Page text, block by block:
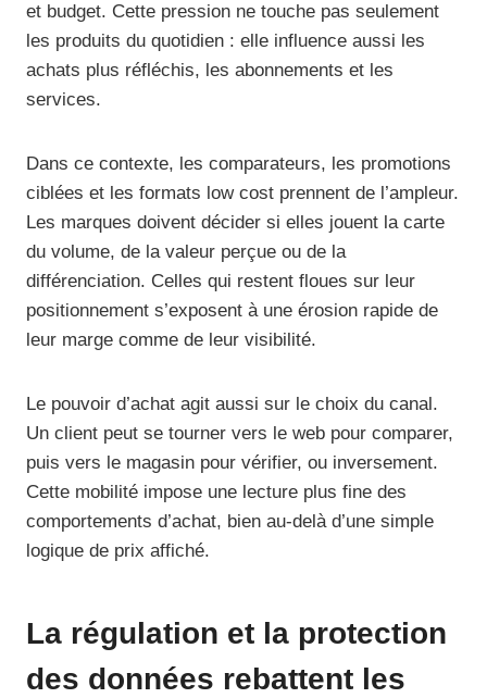
et budget. Cette pression ne touche pas seulement
les produits du quotidien : elle influence aussi les
achats plus réfléchis, les abonnements et les
services.
Dans ce contexte, les comparateurs, les promotions
ciblées et les formats low cost prennent de l’ampleur.
Les marques doivent décider si elles jouent la carte
du volume, de la valeur perçue ou de la
différenciation. Celles qui restent floues sur leur
positionnement s’exposent à une érosion rapide de
leur marge comme de leur visibilité.
Le pouvoir d’achat agit aussi sur le choix du canal.
Un client peut se tourner vers le web pour comparer,
puis vers le magasin pour vérifier, ou inversement.
Cette mobilité impose une lecture plus fine des
comportements d’achat, bien au-delà d’une simple
logique de prix affiché.
La régulation et la protection
des données rebattent les